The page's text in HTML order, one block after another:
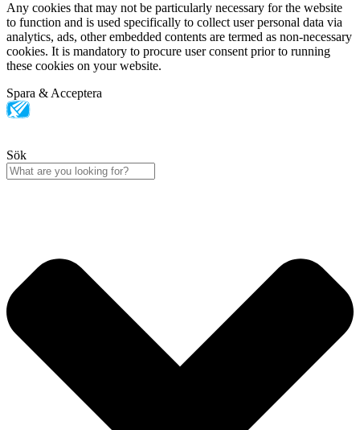
Any cookies that may not be particularly necessary for the website
to function and is used specifically to collect user personal data via
analytics, ads, other embedded contents are termed as non-necessary
cookies. It is mandatory to procure user consent prior to running
these cookies on your website.
Spara & Acceptera
Sök